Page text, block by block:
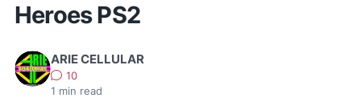
Heroes PS2
ARIE CELLULAR
10
1 min read